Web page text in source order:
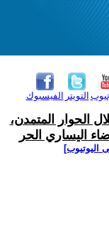
الفيسبوك التويتر
الحوار المتمدن،
اليساري الحر
اليوتيوب]